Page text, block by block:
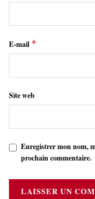
E-mail *
Site web
Enregistrer mon nom,
prochain commentaire.